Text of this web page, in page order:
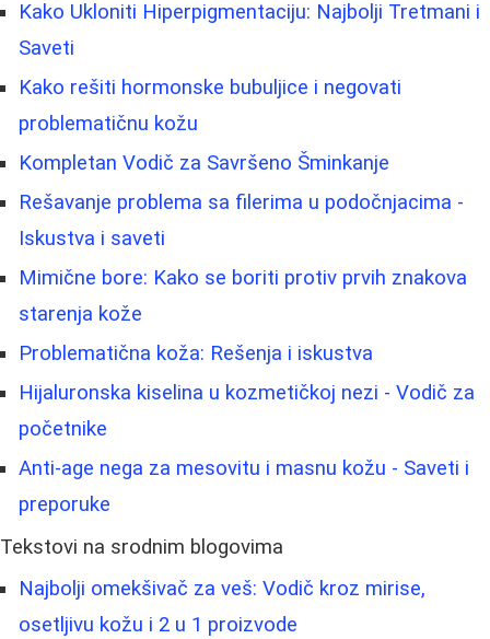
Kako Ukloniti Hiperpigmentaciju: Najbolji Tretmani i
Saveti
Kako rešiti hormonske bubuljice i negovati
problematičnu kožu
Kompletan Vodič za Savršeno Šminkanje
Rešavanje problema sa filerima u podočnjacima -
Iskustva i saveti
Mimične bore: Kako se boriti protiv prvih znakova
starenja kože
Problematična koža: Rešenja i iskustva
Hijaluronska kiselina u kozmetičkoj nezi - Vodič za
početnike
Anti-age nega za mesovitu i masnu kožu - Saveti i
preporuke
Tekstovi na srodnim blogovima
Najbolji omekšivač za veš: Vodič kroz mirise,
osetljivu kožu i 2 u 1 proizvode